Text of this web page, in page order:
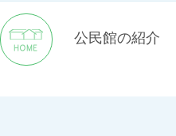
公民館の紹介